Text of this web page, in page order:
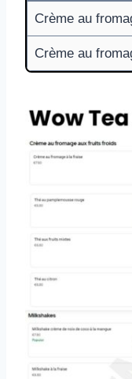
Crème au
Crème au